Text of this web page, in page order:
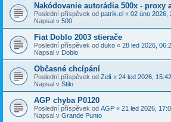
Nakódovanie autorádia 500x - proxy
Poslední příspěvek od patrik.el « 02 úno 2026,
Napsal v 500
Fiat Doblo 2003 stierače
Poslední příspěvek od duko « 28 led 2026,
Napsal v Doblo
Občasné chcípání
Poslední příspěvek od Zelí « 24 led 2026, 15:42
Napsal v Stilo
AGP chyba P0120
Poslední příspěvek od AGP « 21 led 2026,
Napsal v Grande Punto